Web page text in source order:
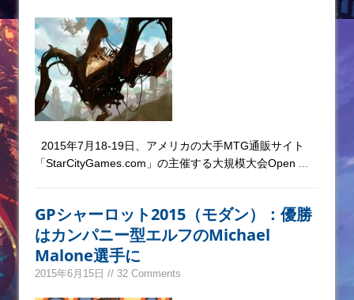
2015年7月18-19日、アメリカの大手MTG通販サイト
「StarCityGames.com」の主催する大規模大会Open
GPシャーロット2015（モダン）：優勝
はカンパニー型エルフのMichael
Malone選手に
2015年6月15日 // 32 Comments